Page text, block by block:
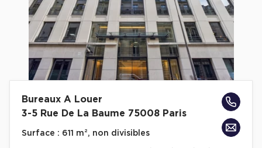
Bureaux A Louer
3-5 Rue De La Baume 75008 Paris
Surface : 611 m², non divisibles